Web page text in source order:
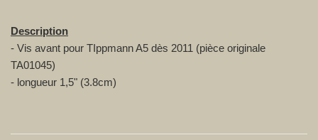
Description
- Vis avant pour TIppmann A5 dès 2011 (pièce originale
TA01045)
- longueur 1,5" (3.8cm)